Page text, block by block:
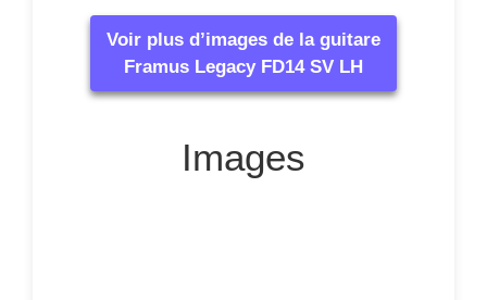
Voir plus d’images de la guitare
Framus Legacy FD14 SV LH
Images